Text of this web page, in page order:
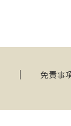
免責事